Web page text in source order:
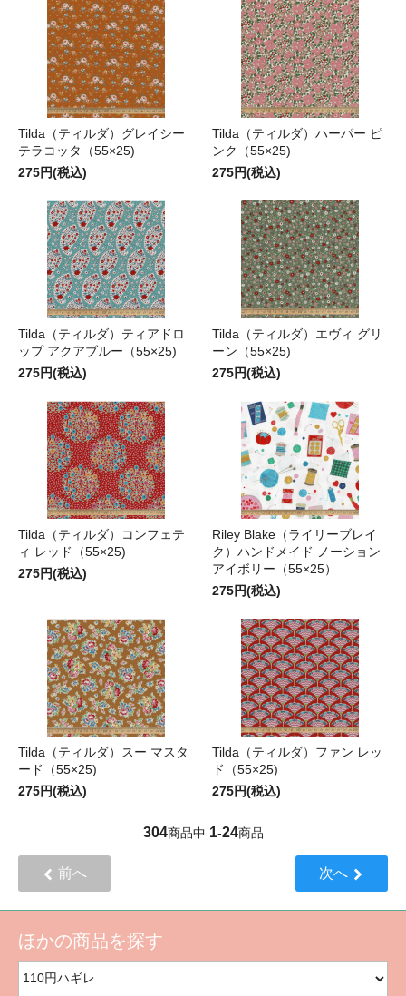
Tilda（ティルダ）グレイシー
テラコッタ（55×25)
275円(税込)
Tilda（ティルダ）ハーパー ピ
ンク（55×25)
275円(税込)
Tilda（ティルダ）ティアドロ
ップ アクアブルー（55×25)
275円(税込)
Tilda（ティルダ）エヴィ グリ
ーン（55×25)
275円(税込)
Tilda（ティルダ）コンフェテ
ィ レッド（55×25)
275円(税込)
Riley Blake（ライリーブレイ
ク）ハンドメイド ノーション
アイボリー（55×25）
275円(税込)
Tilda（ティルダ）スー マスタ
ード（55×25)
275円(税込)
Tilda（ティルダ）ファン レッ
ド（55×25)
275円(税込)
304商品中 1-24商品
前へ 次へ
ほかの商品を探す